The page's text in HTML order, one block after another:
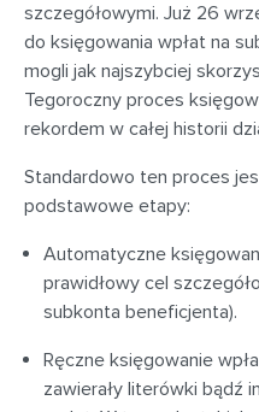
szczegółowymi. Już 26
do księgowania wpłat na
mogli jak najszybciej
Tegoroczny proces
rekordem w całej historii
Standardowo ten proces
podstawowe etapy:
Automatyczne
prawidłowy cel
subkonta beneficjenta).
Ręczne księgowanie
zawierały literówki bądź